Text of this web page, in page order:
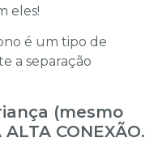
eles!
é um tipo de
a separação
(mesmo
CONEXÃO.